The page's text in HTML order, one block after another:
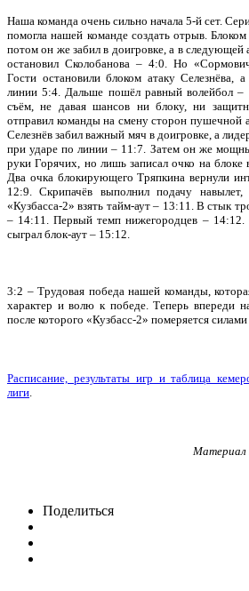
Наша команда очень сильно начала 5-й сет.
помогла нашей команде создать отрыв. Блоком
потом он же забил в доигровке, а в следующей
остановил Сколобанова – 4:0. Но
Гости остановили блоком атаку Селезнёва,
линии 5:4. Дальше пошёл равный волейбол –
съём, не давая шансов ни блоку, ни
отправил команды на смену сторон пушечной
Селезнёв забил важный мяч в доигровке, а
при ударе по линии – 11:7. Затем он же
руки Горячих, но лишь записал очко на блоке
Два очка блокирующего Тряпкина вернули
12:9. Скрипачёв выполнил подачу навылет,
«Кузбасса-2» взять тайм-аут – 13:11. В стык
– 14:11. Первый темп нижегородцев – 14:12.
сыграл блок-аут – 15:12.
3:2 – Трудовая победа нашей команды,
характер и волю к победе. Теперь впереди
после которого «Кузбасс-2» померяется
Расписание, результаты игр и таблица
лиги.
Материал
Поделиться